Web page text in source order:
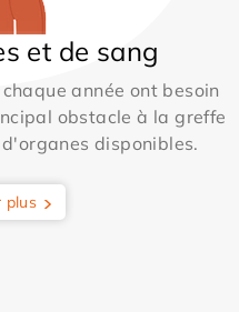
et de sang
année ont besoin
obstacle à la greffe
disponibles.
plus